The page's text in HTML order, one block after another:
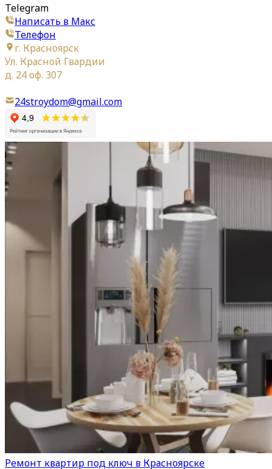
Telegram
Написать в Макс
Телефон
г. Красноярск
Ул. Красной Гвардии
д. 24 оф. 307
24stroydom@gmail.com
Ремонт квартир под ключ в Красноярске